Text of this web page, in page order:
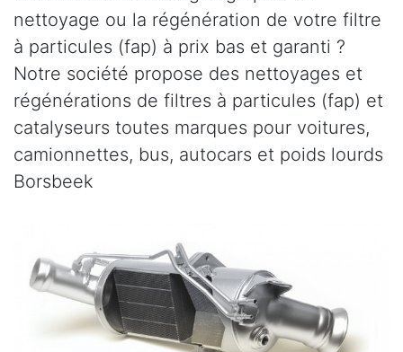
nettoyage ou la régénération de votre filtre
à particules (fap) à prix bas et garanti ?
Notre société propose des nettoyages et
régénérations de filtres à particules (fap) et
catalyseurs toutes marques pour voitures,
camionnettes, bus, autocars et poids lourds
Borsbeek